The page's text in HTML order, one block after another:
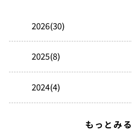
2026(30)
2025(8)
2024(4)
もっとみる